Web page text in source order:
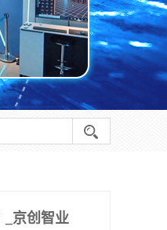
_京创智业